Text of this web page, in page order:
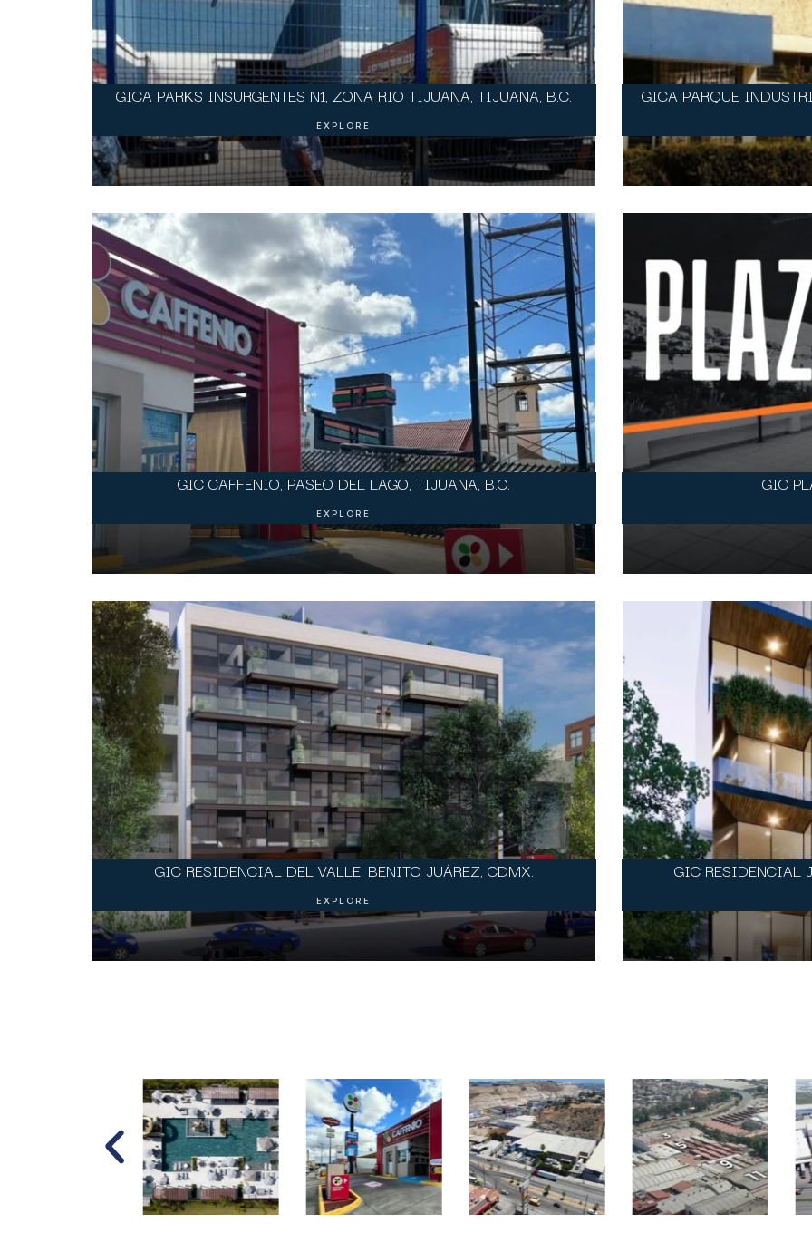
GICA PARKS INSURGENTES N1, ZONA RIO TIJUANA, TIJUANA, B.C.
EXPLORE
GICA PARQUE
GIC CAFFENIO, PASEO DEL LAGO, TIJUANA, B.C.
EXPLORE
GIC
GIC RESIDENCIAL DEL VALLE, BENITO JUÁREZ, CDMX.
EXPLORE
GIC RESIDENCIAL